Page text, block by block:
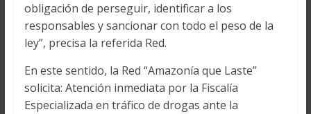
obligación de perseguir, identificar a los
responsables y sancionar con todo el peso de la
ley”, precisa la referida Red.
En este sentido, la Red “Amazonía que Laste”
solicita: Atención inmediata por la Fiscalía
Especializada en tráfico de drogas ante la